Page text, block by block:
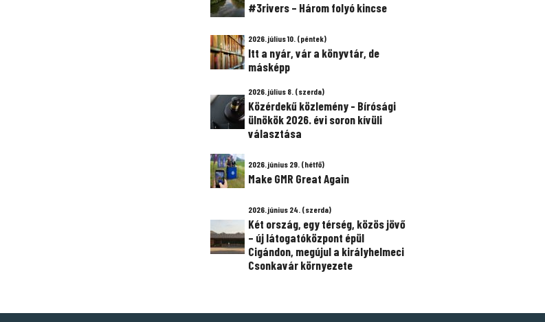
#3rivers – Három folyó kincse
2026. július 10. (péntek)
Itt a nyár, vár a könyvtár, de
másképp
2026. július 8. (szerda)
Közérdekű közlemény - Bírósági
ülnökök 2026. évi soron kívüli
választása
2026. június 29. (hétfő)
Make GMR Great Again
2026. június 24. (szerda)
Két ország, egy térség, közös jövő
– új látogatóközpont épül
Cigándon, megújul a királyhelmeci
Csonkavár környezete